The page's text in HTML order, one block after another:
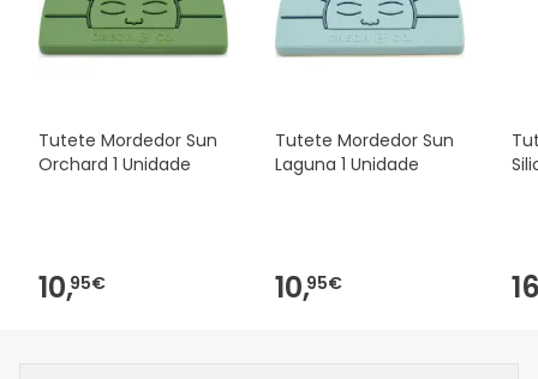
Tutete Mordedor Sun
Orchard 1 Unidade
10,95€
Tutete Mordedor Sun
Laguna 1 Unidade
10,95€